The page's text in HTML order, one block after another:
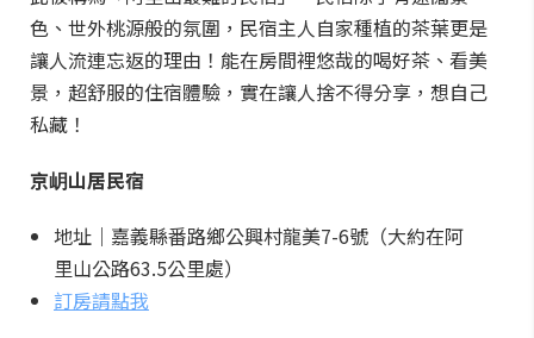
色、世外桃源般的氛圍，民宿主人自家種植的茶葉更是
讓人流連忘返的理由！能在房間裡悠哉的喝好茶、看美
景，超舒服的住宿體驗，實在讓人捨不得分享，想自己
私藏！
京岄山居民宿
地址｜嘉義縣番路鄉公興村龍美7-6號（大約在阿
里山公路63.5公里處）
訂房請點我